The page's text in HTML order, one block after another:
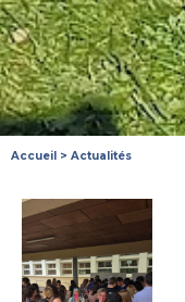
Accueil > Actualités